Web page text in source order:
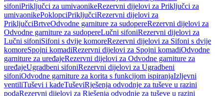
sifoniPriključci za umivaonikeRezervni dijelovi za Priključci za
umivaonikePoklopciPriključciRezervni dijelovi za
PriključciBrtveOdvodne garniture za sudopereRezervni dijelovi za
Odvodne garniture za sudopereLučni sifoniRezervni dijelovi za
Lučni sifoniSifoni s dvije komoreRezervni dijelovi za Sifoni s dvije
komoreSpojni komadiRezervni dijelovi za Spojni komadiOdvodne
garniture za uređajeRezervni dijelovi za Odvodne garniture za
uređajeUgradbeni sifoniRezervni dijelovi za Ugradbeni
sifoniOdvodne garniture za korita s funkcijom ispiranjaIzljevni
ventiliTuševi i kadeTuševiRješenja odvodnje za tuševe u razini
podaRezervni dijelovi za Rješenja odvodnje za tuševe u razini